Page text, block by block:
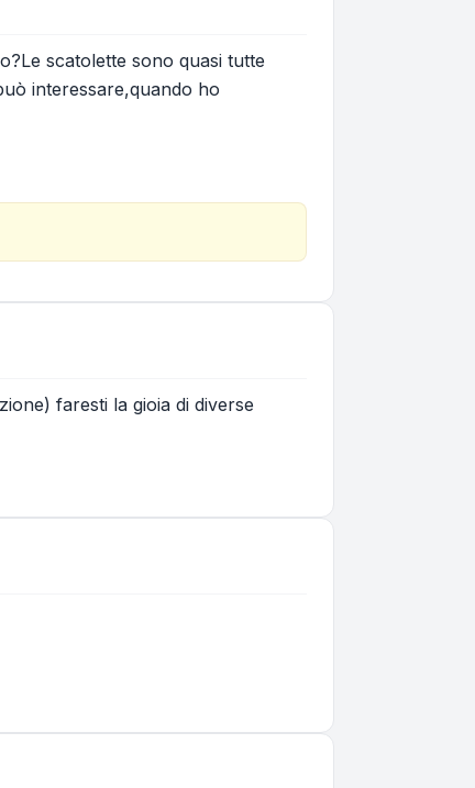
scatolette sono quasi tutte
interessare,quando ho
faresti la gioia di diverse